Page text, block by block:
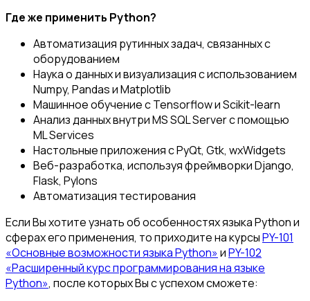
Где же применить Python?
Автоматизация рутинных задач, связанных с
оборудованием
Наука о данных и визуализация с использованием
Numpy, Pandas и Matplotlib
Машинное обучение с Tensorflow и Scikit-learn
Анализ данных внутри MS SQL Server с помощью
ML Services
Настольные приложения с PyQt, Gtk, wxWidgets
Веб-разработка, используя фреймворки Django,
Flask, Pylons
Автоматизация тестирования
Если Вы хотите узнать об особенностях языка Python и
сферах его применения, то приходите на курсыPY-101
«Основные возможности языка Python»иPY-102
«Расширенный курс программирования на языке
Python», после которых Вы с успехом сможете: